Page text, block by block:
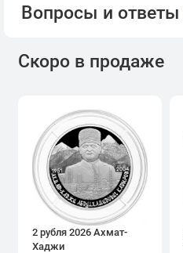
Вопросы и ответы
Скоро в продаже
2 рубля 2026 Ахмат-
Хаджи